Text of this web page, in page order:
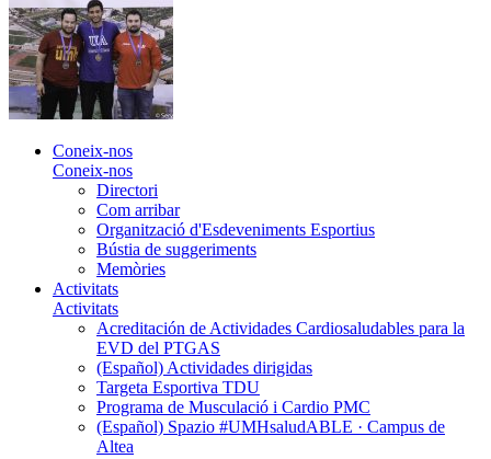
Coneix-nos
Coneix-nos
Directori
Com arribar
Organització d'Esdeveniments Esportius
Bústia de suggeriments
Memòries
Activitats
Activitats
Acreditación de Actividades Cardiosaludables para la
EVD del PTGAS
(Español) Actividades dirigidas
Targeta Esportiva TDU
Programa de Musculació i Cardio PMC
(Español) Spazio #UMHsaludABLE · Campus de
Altea